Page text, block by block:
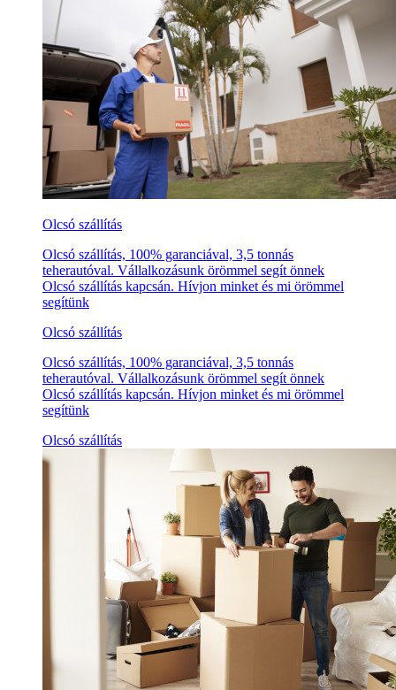
Olcsó szállítás
Olcsó szállítás, 100% garanciával, 3,5 tonnás
teherautóval. Vállalkozásunk örömmel segít önnek
Olcsó szállítás kapcsán. Hívjon minket és mi örömmel
segítünk
Olcsó szállítás
Olcsó szállítás, 100% garanciával, 3,5 tonnás
teherautóval. Vállalkozásunk örömmel segít önnek
Olcsó szállítás kapcsán. Hívjon minket és mi örömmel
segítünk
Olcsó szállítás